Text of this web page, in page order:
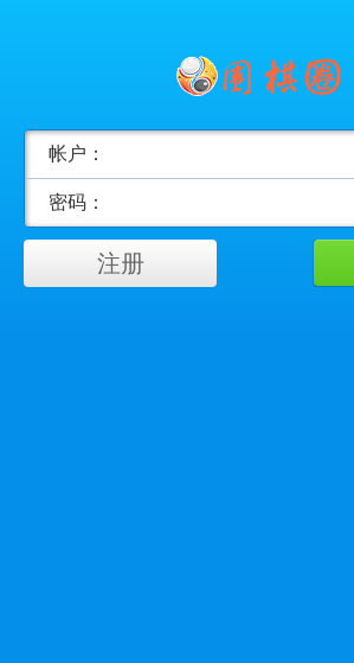
帐户：
密码：